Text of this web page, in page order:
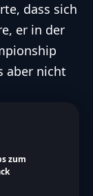
dass sich
er in der
aber nicht
zum